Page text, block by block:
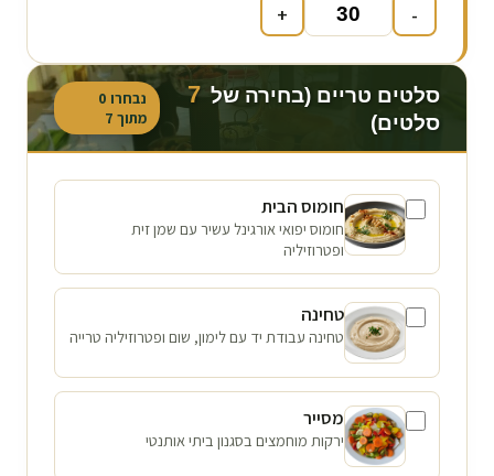
-
+
סלטים טריים (בחירה של 7
סלטים)
נבחרו 0
מתוך 7
חומוס הבית
חומוס יפואי אורגינל עשיר עם שמן זית
ופטרוזיליה
טחינה
טחינה עבודת יד עם לימון, שום ופטרוזיליה טרייה
מסייר
ירקות מוחמצים בסגנון ביתי אותנטי